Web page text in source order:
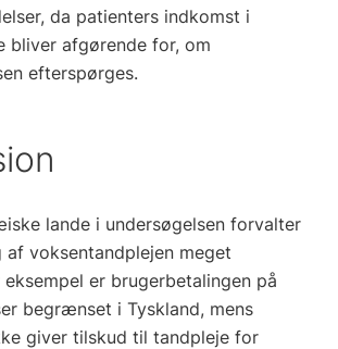
da patienters indkomst i
bliver afgørende for, om
efterspørges.
lande i undersøgelsen forvalter
af voksentandplejen meget
er brugerbetalingen på
begrænset i Tyskland, mens
giver tilskud til tandpleje for